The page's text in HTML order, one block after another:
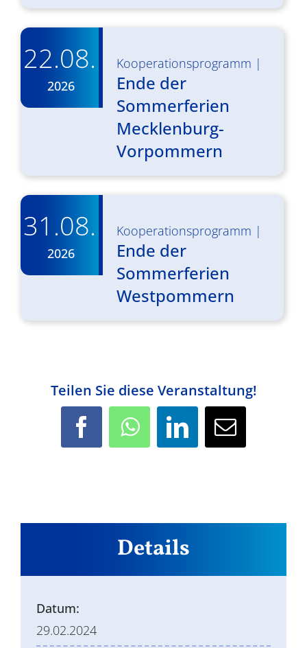
22.08.
2026
Kooperationsprogramm |
Ende der
Sommerferien
Mecklenburg-
Vorpommern
31.08.
2026
Kooperationsprogramm |
Ende der
Sommerferien
Westpommern
Teilen Sie diese Veranstaltung!
Facebook WhatsApp LinkedIn
E-
Details
Datum:
29.02.2024